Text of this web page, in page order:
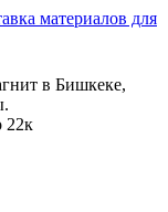
в Бишкеке,
22к